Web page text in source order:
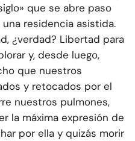
que se abre paso
residencia asistida.
¿verdad? Libertad para
y, desde luego,
que nuestros
y retocados por el
nuestros pulmones,
la máxima expresión de
por ella y quizás morir